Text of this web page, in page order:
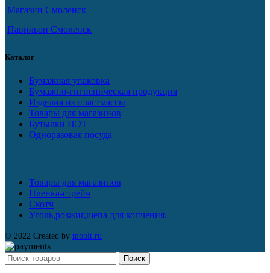
Магазин Смоленск
Павильон Смоленск
Каталог
Бумажная упаковка
Бумажно-гигиеническая продукция
Изделия из пластмассы
Товары для магазинов
Бутылки ПЭТ
Одноразовая посуда
Товары для магазинов
Пленка-стрейч
Скотч
Уголь,розжиг,щепа для копчения.
© 2022 Created by mobit.ru
Поиск